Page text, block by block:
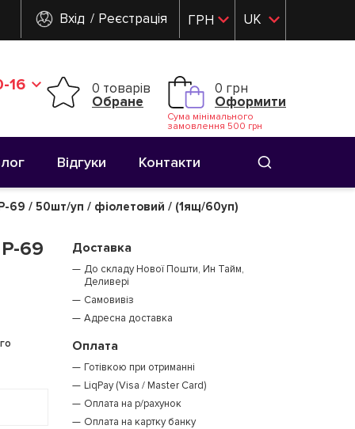
Вхід Реєстрація ГРН
UK
RU
16
0 товарів
Обране
0 грн
Оформити
Сума мінімального
замовлення 500 грн
Відгуки Контакти
69 / 50шт/уп / фіолетовий / (1ящ/60уп)
69
Доставка
До складу Нової Пошти, Ин Тайм,
Деливері
Самовивіз
Адресна доставка
Оплата
Готівкою при отриманні
LiqPay (Visa / Master Card)
Оплата на р/рахунок
Оплата на картку банку